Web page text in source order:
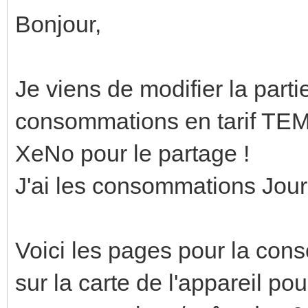
lightgrey;
mushroom-
{%
--card-
black;
ha-
30px;
!important;
align-
baseline;
Bonjour,
Je viens de modifier la
consommations en tarif
XeNo pour le partage !
J'ai les consommations
Voici les pages pour la
sur la carte de l'appareil